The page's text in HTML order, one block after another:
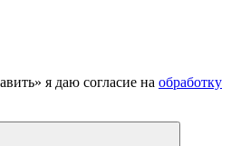
я даю согласие на обработку